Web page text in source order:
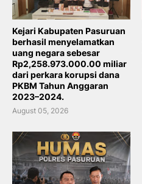
Kejari Kabupaten Pasuruan
berhasil menyelamatkan
uang negara sebesar
Rp2,258.973.000.00 miliar
dari perkara korupsi dana
PKBM Tahun Anggaran
2023–2024.
August 05, 2026